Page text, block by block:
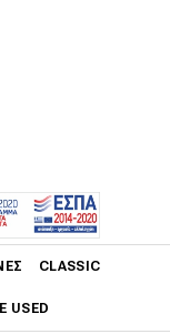
CLASSIC
USED